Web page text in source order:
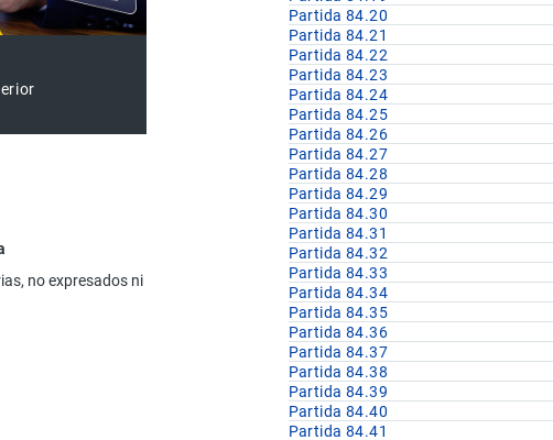
U.F
no expresados ni comprendidos en otra parte de este Capítulo.
u
Partida 84.20
Partida 84.21
Partida 84.22
Partida 84.23
Partida 84.24
Partida 84.25
Partida 84.26
Partida 84.27
Partida 84.28
Partida 84.29
Partida 84.30
Partida 84.31
Partida 84.32
Partida 84.33
Partida 84.34
Partida 84.35
Partida 84.36
Partida 84.37
Partida 84.38
Partida 84.39
Partida 84.40
Partida 84.41